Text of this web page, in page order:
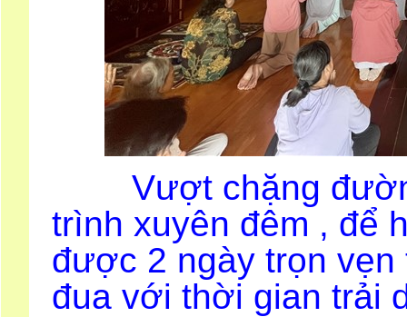
Vượt chặng
trình xuyên đêm , để
được 2 ngày trọn
đua với thời gian trải